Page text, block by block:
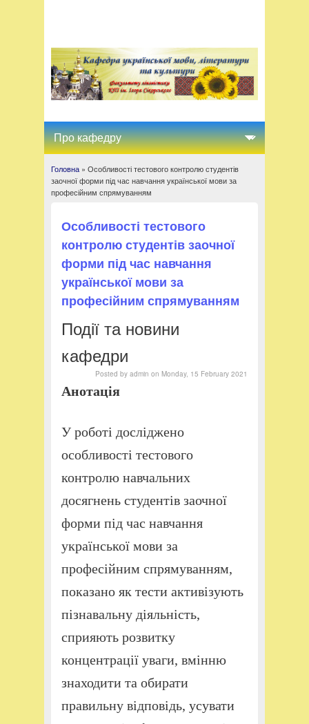
Ви є тут
Головна» Особливості тестового контролю студентів
заочної форми під час навчання української мови за
професійним спрямуванням
Особливості тестового
контролю студентів заочної
форми під час навчання
української мови за
професійним спрямуванням
Події та новини
кафедри
Posted byadmin onMonday, 15 February 2021
Анотація
У роботі досліджено
особливості тестового
контролю навчальних
досягнень студентів заочної
форми під час навчання
української мови за
професійним спрямуванням,
показано як тести активізують
пізнавальну діяльність,
сприяють розвитку
концентрації уваги, вмінню
знаходити та обирати
правильну відповідь, усувати